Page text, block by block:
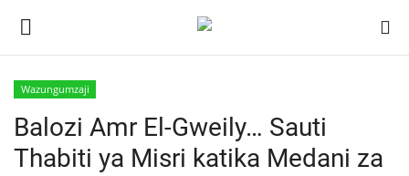
Nyumba
Wazungumzaji
Balozi Amr El-Gweily… Sauti
Thabiti ya Misri katika Medani za